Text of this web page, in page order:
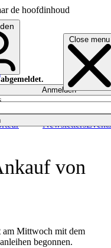
de hoofdinhoud
Close menu
NewslettersEvents
Anmelden
von
am Mittwoch mit dem
begonnen.